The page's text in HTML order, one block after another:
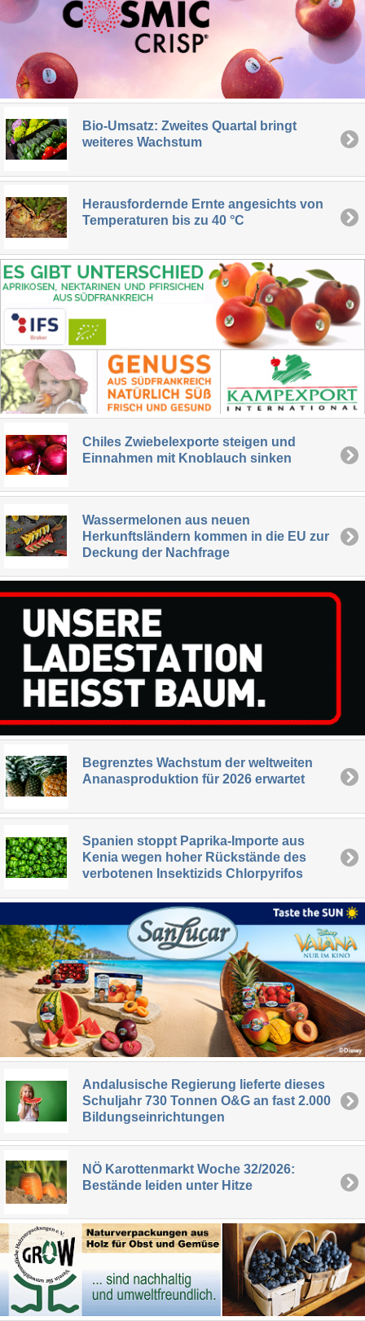
Bio-Umsatz: Zweites Quartal bringt
weiteres Wachstum
Herausfordernde Ernte angesichts von
Temperaturen bis zu 40 °C
Chiles Zwiebelexporte steigen und
Einnahmen mit Knoblauch sinken
Wassermelonen aus neuen
Herkunftsländern kommen in die EU zur
Deckung der Nachfrage
Begrenztes Wachstum der weltweiten
Ananasproduktion für 2026 erwartet
Spanien stoppt Paprika-Importe aus
Kenia wegen hoher Rückstände des
verbotenen Insektizids Chlorpyrifos
Andalusische Regierung lieferte dieses
Schuljahr 730 Tonnen O&G an fast 2.000
Bildungseinrichtungen
NÖ Karottenmarkt Woche 32/2026:
Bestände leiden unter Hitze